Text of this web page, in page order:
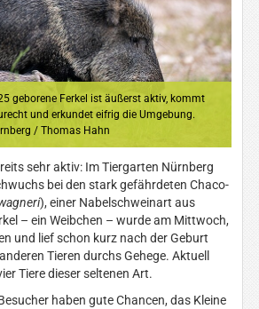
geborene Ferkel ist äußerst aktiv, kommt
und erkundet eifrig die Umgebung.
/ Thomas Hahn
sehr aktiv: Im Tiergarten Nürnberg
bei den stark gefährdeten Chaco-
), einer Nabelschweinart aus
– ein Weibchen – wurde am Mittwoch,
und lief schon kurz nach der Geburt
Tieren durchs Gehege. Aktuell
Tiere dieser seltenen Art.
haben gute Chancen, das Kleine